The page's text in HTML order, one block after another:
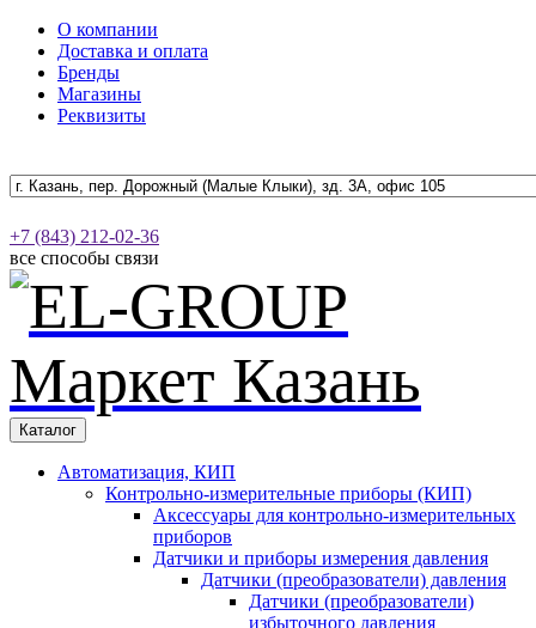
О компании
Доставка и оплата
Бренды
Магазины
Реквизиты
+7 (843) 212-02-36
все способы связи
Каталог
Автоматизация, КИП
Контрольно-измерительные приборы (КИП)
Аксессуары для контрольно-измерительных
приборов
Датчики и приборы измерения давления
Датчики (преобразователи) давления
Датчики (преобразователи)
избыточного давления